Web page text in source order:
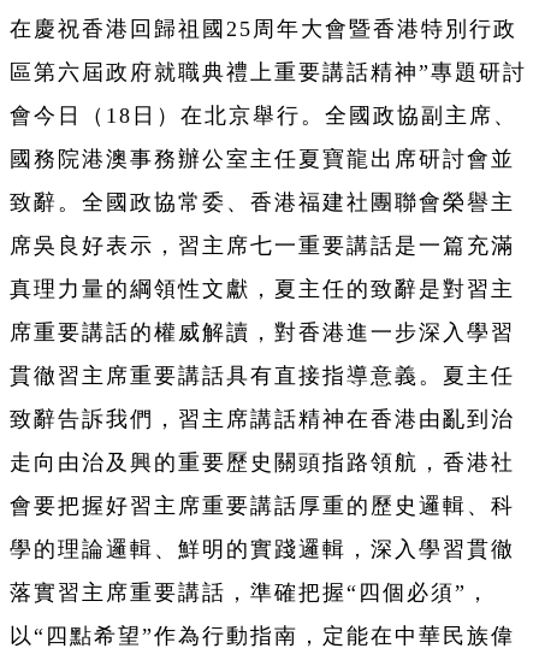
在慶祝香港回歸祖國25周年大會暨香港特別行政
區第六屆政府就職典禮上重要講話精神”專題研討
會今日（18日）在北京舉行。全國政協副主席、
國務院港澳事務辦公室主任夏寶龍出席研討會並
致辭。全國政協常委、香港福建社團聯會榮譽主
席吳良好表示，習主席七一重要講話是一篇充滿
真理力量的綱領性文獻，夏主任的致辭是對習主
席重要講話的權威解讀，對香港進一步深入學習
貫徹習主席重要講話具有直接指導意義。夏主任
致辭告訴我們，習主席講話精神在香港由亂到治
走向由治及興的重要歷史關頭指路領航，香港社
會要把握好習主席重要講話厚重的歷史邏輯、科
學的理論邏輯、鮮明的實踐邏輯，深入學習貫徹
落實習主席重要講話，準確把握“四個必須”，
以“四點希望”作為行動指南，定能在中華民族偉